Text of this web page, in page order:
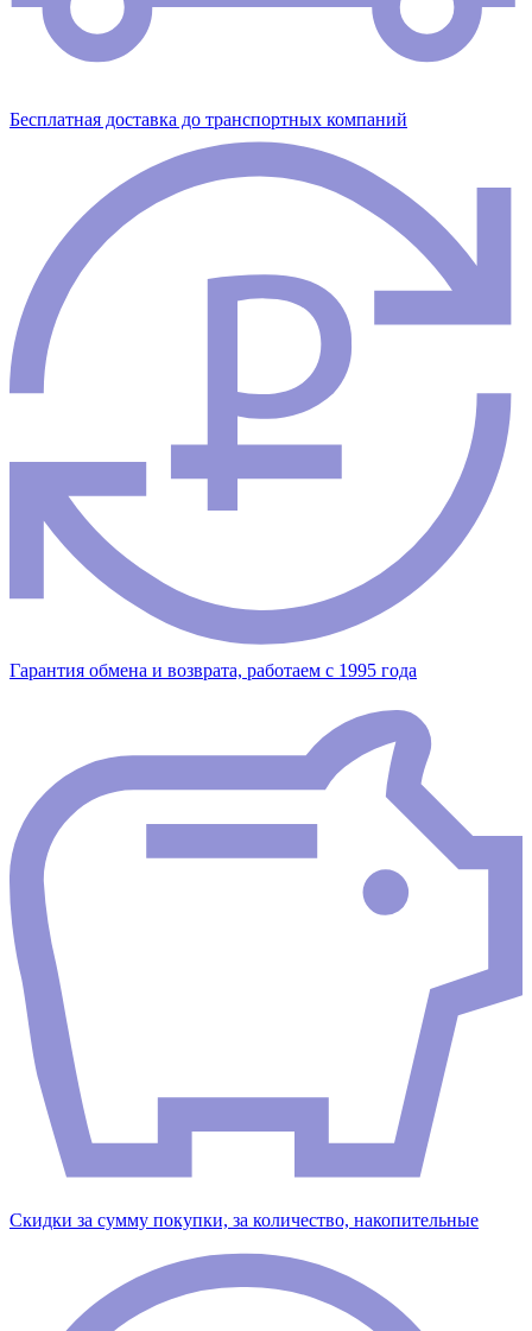
Бесплатная доставка до транспортных компаний
Гарантия обмена и возврата, работаем с 1995 года
Скидки за сумму покупки, за количество, накопительные